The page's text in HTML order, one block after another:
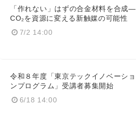
「作れない」はずの合金材料を合成—
CO₂を資源に変える新触媒の可能性
7/2 14:00
令和８年度「東京テックイノベーショ
ンプログラム」受講者募集開始
6/18 14:00